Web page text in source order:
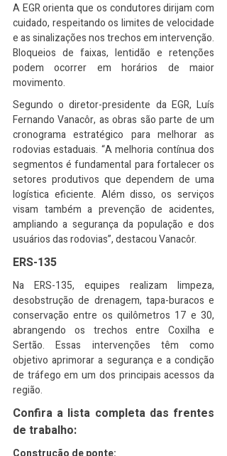
A EGR orienta que os condutores dirijam com
cuidado, respeitando os limites de velocidade
e as sinalizações nos trechos em intervenção.
Bloqueios de faixas, lentidão e retenções
podem ocorrer em horários de maior
movimento.
Segundo o diretor-presidente da EGR, Luís
Fernando Vanacôr, as obras são parte de um
cronograma estratégico para melhorar as
rodovias estaduais. “A melhoria contínua dos
segmentos é fundamental para fortalecer os
setores produtivos que dependem de uma
logística eficiente. Além disso, os serviços
visam também a prevenção de acidentes,
ampliando a segurança da população e dos
usuários das rodovias”, destacou Vanacôr.
ERS-135
Na ERS-135, equipes realizam limpeza,
desobstrução de drenagem, tapa-buracos e
conservação entre os quilômetros 17 e 30,
abrangendo os trechos entre Coxilha e
Sertão. Essas intervenções têm como
objetivo aprimorar a segurança e a condição
de tráfego em um dos principais acessos da
região.
Confira a lista completa das frentes
de trabalho: